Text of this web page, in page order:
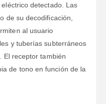
detectado. Las
de su decodificación,
al usuario
y tuberías subterráneos
El receptor también
de tono en función de la